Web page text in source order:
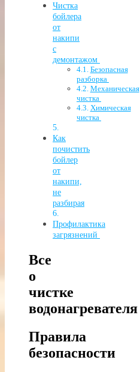
Чистка
бойлера
от
накипи
с
демонтажом
Безопасная
разборка
Механическая
чистка
Химическая
чистка
Как
почистить
бойлер
от
накипи,
не
разбирая
Профилактика
загрязнений
Все
о
чистке
водонагревателя
Правила
безопасности